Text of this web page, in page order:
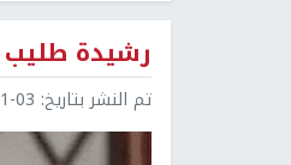
رشيدة طليب
تم النشر بتاريخ: 09:24